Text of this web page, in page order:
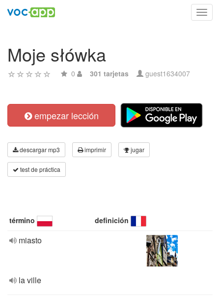
Moje słówka
0 301 tarjetas guest1634007
empezar lección
descargar mp3 imprimir jugar
test de práctica
término definición
miasto
la ville